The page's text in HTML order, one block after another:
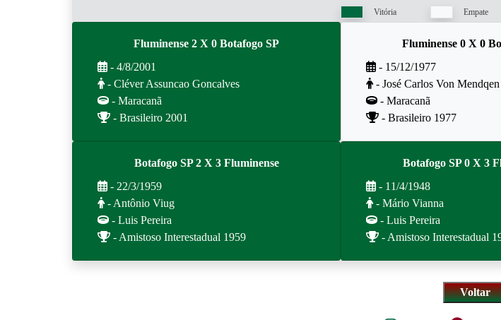
Vitória Empate
Fluminense 2 X 0 Botafogo SP
- 4/8/2001
- Cléver Assuncao Goncalves
- Maracanã
- Brasileiro 2001
Fluminense 0 X 0
- 15/12/1977
- José Carlos Von Mendqen
- Maracanã
- Brasileiro 1977
Botafogo SP 2 X 3 Fluminense
- 22/3/1959
- Antônio Viug
- Luis Pereira
- Amistoso Interestadual 1959
Botafogo SP 0 X 3
- 11/4/1948
- Mário Vianna
- Luis Pereira
- Amistoso Interestadual